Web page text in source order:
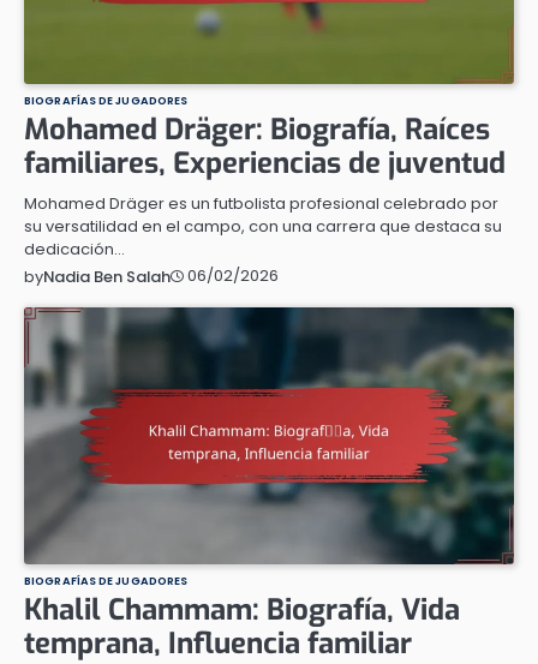
BIOGRAFÍAS DE JUGADORES
Mohamed Dräger: Biografía, Raíces
familiares, Experiencias de juventud
Mohamed Dräger es un futbolista profesional celebrado por
su versatilidad en el campo, con una carrera que destaca su
dedicación…
byNadia Ben Salah 06/02/2026
BIOGRAFÍAS DE JUGADORES
Khalil Chammam: Biografía, Vida
temprana, Influencia familiar